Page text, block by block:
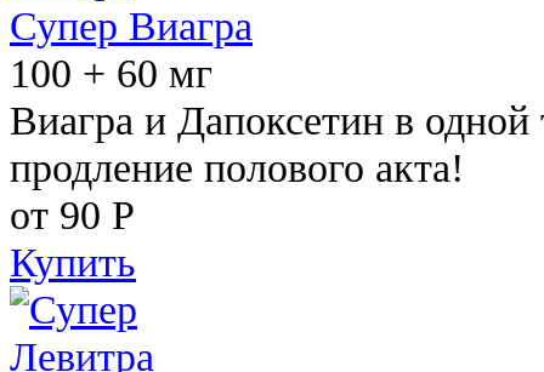
Супер Виагра
100 + 60 мг
Виагра и Дапоксетин в одной
продление полового акта!
от 90 Р
Купить